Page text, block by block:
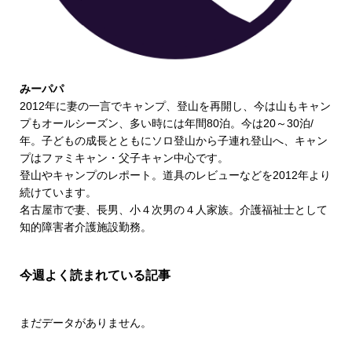
みーパパ
2012年に妻の一言でキャンプ、登山を再開し、今は山もキャン
プもオールシーズン、多い時には年間80泊。今は20～30泊/
年。子どもの成長とともにソロ登山から子連れ登山へ、キャン
プはファミキャン・父子キャン中心です。
登山やキャンプのレポート。道具のレビューなどを2012年より
続けています。
名古屋市で妻、長男、小４次男の４人家族。介護福祉士として
知的障害者介護施設勤務。
今週よく読まれている記事
まだデータがありません。